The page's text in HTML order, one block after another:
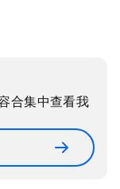
合集中查看我